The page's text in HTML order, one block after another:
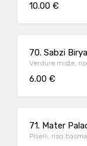
10.00 €
70. Sabzi
Verdure miste,
6.00 €
71. Mater
Piselli, riso